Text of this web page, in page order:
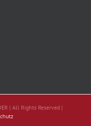
| All Rights Reserved |